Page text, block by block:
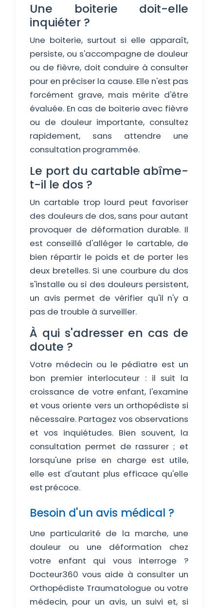
Une boiterie doit-elle
inquiéter ?
Une boiterie, surtout si elle apparaît,
persiste, ou s'accompagne de douleur
ou de fièvre, doit conduire à consulter
pour en préciser la cause. Elle n'est pas
forcément grave, mais mérite d'être
évaluée. En cas de boiterie avec fièvre
ou de douleur importante, consultez
rapidement, sans attendre une
consultation programmée.
Le port du cartable abîme-
t-il le dos ?
Un cartable trop lourd peut favoriser
des douleurs de dos, sans pour autant
provoquer de déformation durable. Il
est conseillé d'alléger le cartable, de
bien répartir le poids et de porter les
deux bretelles. Si une courbure du dos
s'installe ou si des douleurs persistent,
un avis permet de vérifier qu'il n'y a
pas de trouble à surveiller.
À qui s'adresser en cas de
doute ?
Votre médecin ou le pédiatre est un
bon premier interlocuteur : il suit la
croissance de votre enfant, l'examine
et vous oriente vers un orthopédiste si
nécessaire. Partagez vos observations
et vos inquiétudes. Bien souvent, la
consultation permet de rassurer ; et
lorsqu'une prise en charge est utile,
elle est d'autant plus efficace qu'elle
est précoce.
Besoin d'un avis médical ?
Une particularité de la marche, une
douleur ou une déformation chez
votre enfant qui vous interroge ?
Docteur360 vous aide à consulter un
Orthopédiste Traumatologue ou votre
médecin, pour un avis, un suivi et, si